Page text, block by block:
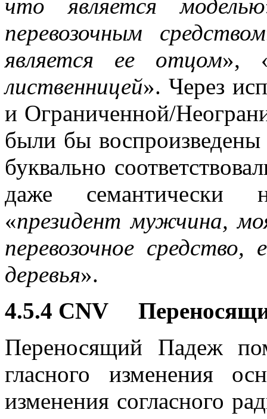
что является моделью
перевозочным средством
является ее отцом»,
лиственницей». Через
и Ограниченной/
были бы
буквально
даже семантически
«президент мужчина,
перевозочное
деревья».
4.5.4 CNV
Переносящий Падеж
гласного изменения
изменения согласного